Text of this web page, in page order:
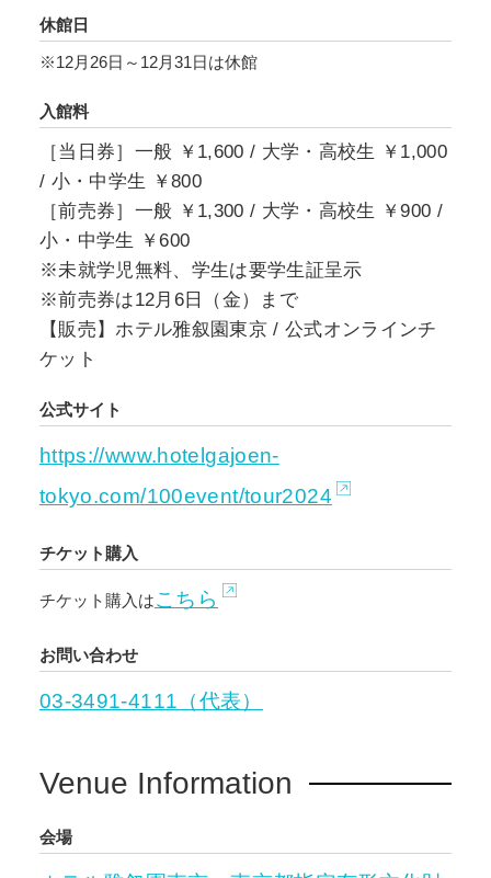
休館日
※12月26日～12月31日は休館
入館料
［当日券］一般 ￥1,600 / 大学・高校生 ￥1,000
/ 小・中学生 ￥800
［前売券］一般 ￥1,300 / 大学・高校生 ￥900 /
小・中学生 ￥600
※未就学児無料、学生は要学生証呈示
※前売券は12月6日（金）まで
【販売】ホテル雅叙園東京 / 公式オンラインチ
ケット
公式サイト
https://www.hotelgajoen-
tokyo.com/100event/tour2024
チケット購入
チケット購入はこちら
お問い合わせ
03-3491-4111（代表）
Venue Information
会場